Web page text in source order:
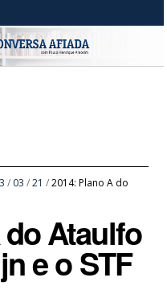
/ 03 /21 /2014: Plano A do
Ataulfo
e o STF